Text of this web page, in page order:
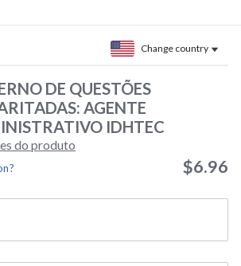
Change country
DE QUESTÕES
AGENTE
IDHTEC
do produto
$6.96